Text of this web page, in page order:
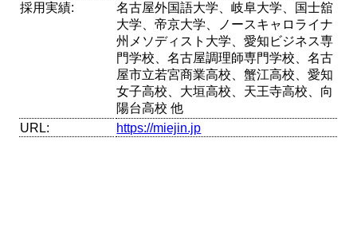
採用実績:
名古屋外国語大学、岐阜大学、国士舘
大学、帝京大学、ノースキャロライナ
州メソディスト大学、愛知ビジネス専
門学校、名古屋調理師専門学校、名古
屋市立若宮商業高校、蟹江高校、愛知
女子高校、大垣高校、天王寺高校、向
陽台高校 他
URL:
https://miejin.jp